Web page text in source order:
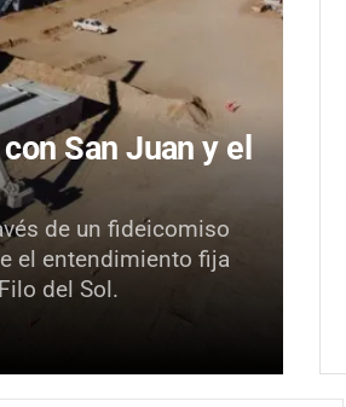
San Juan y el
de un fideicomiso
el entendimiento fija
del Sol.